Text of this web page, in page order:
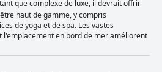
que complexe de luxe, il devrait offrir
haut de gamme, y compris
de yoga et de spa. Les vastes
l'emplacement en bord de mer améliorent